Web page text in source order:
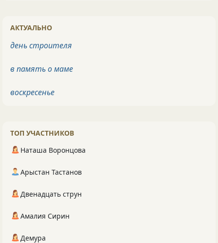
АКТУАЛЬНО
день строителя
в память о маме
воскресенье
ТОП УЧАСТНИКОВ
Наташа Воронцова
Арыстан Тастанов
Двенадцать струн
Амалия Сирин
Демура